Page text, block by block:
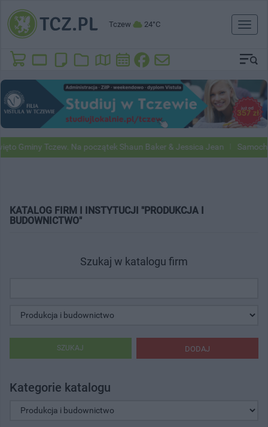
Tczew 24°C
Toggle
Tczew. Na początek Shaun Baker & Jessica Jean Samochody
KATALOG FIRM I INSTYTUCJI "PRODUKCJA I
BUDOWNICTWO"
Szukaj w katalogu firm
DODAJ
SZUKAJ
Kategorie katalogu